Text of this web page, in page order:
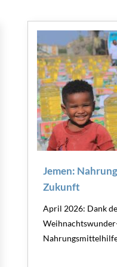
Jemen:
Zukunft
April 2026: Dank